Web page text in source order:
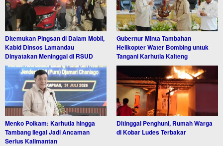
Ditemukan Pingsan di Dalam Mobil,
Kabid Dinsos Lamandau
Dinyatakan Meninggal di RSUD
Gubernur Minta Tambahan
Helikopter Water Bombing untuk
Tangani Karhutla Kalteng
Menko Polkam: Karhutla hingga
Tambang Ilegal Jadi Ancaman
Serius Kalimantan
Ditinggal Penghuni, Rumah Warga
di Kobar Ludes Terbakar